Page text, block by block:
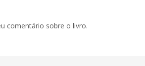
comentário sobre o livro.